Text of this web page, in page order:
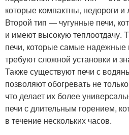
которые компактны, недороги и
Второй тип — чугунные печи,
и имеют высокую теплоотдачу.
печи, которые самые надежные
требуют сложной установки и
Также существуют печи с
позволяют обогревать не
что делает их более
печи с длительным горением,
в течение нескольких часов.